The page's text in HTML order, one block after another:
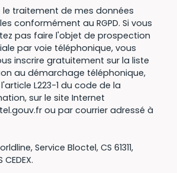
traitement de mes données
conformément au RGPD. Si vous
pas faire l'objet de prospection
par voie téléphonique, vous
inscrire gratuitement sur la liste
au démarchage téléphonique,
L223-1 du code de la
sur le site Internet
ou par courrier adressé à
Service Bloctel, CS 61311,
CEDEX.